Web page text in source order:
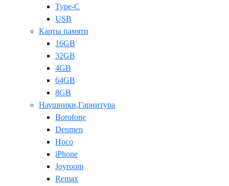
Type-C
USB
Карты памяти
16GB
32GB
4GB
64GB
8GB
Наушники,Гарнитура
Borofone
Denmen
Hoco
iPhone
Joyroom
Remax